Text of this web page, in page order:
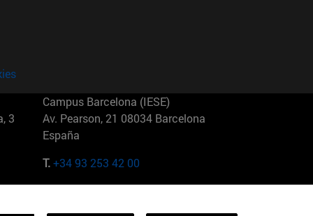
3
Campus Barcelona (IESE)
Av. Pearson, 21 08034 Barcelona
España
T.+34 93 253 42 00